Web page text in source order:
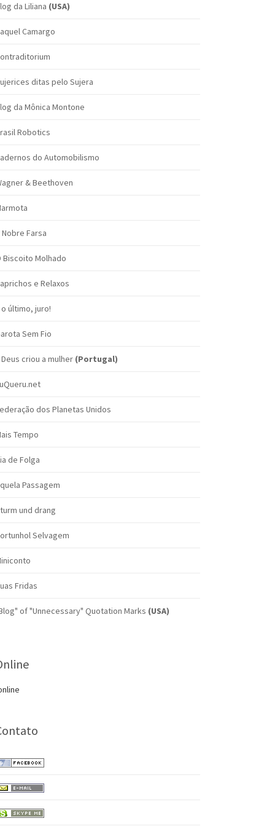
da Liliana (USA)
Camargo
ditas pelo Sujera
da Mônica Montone
Robotics
do Automobilismo
& Beethoven
Nobre Farsa
Biscoito Molhado
e Relaxos
o último, juro!
Sem Fio
Deus criou a mulher (Portugal)
dos Planetas Unidos
Tempo
de Folga
Passagem
und drang
Selvagem
Fridas
of "Unnecessary" Quotation Marks (USA)